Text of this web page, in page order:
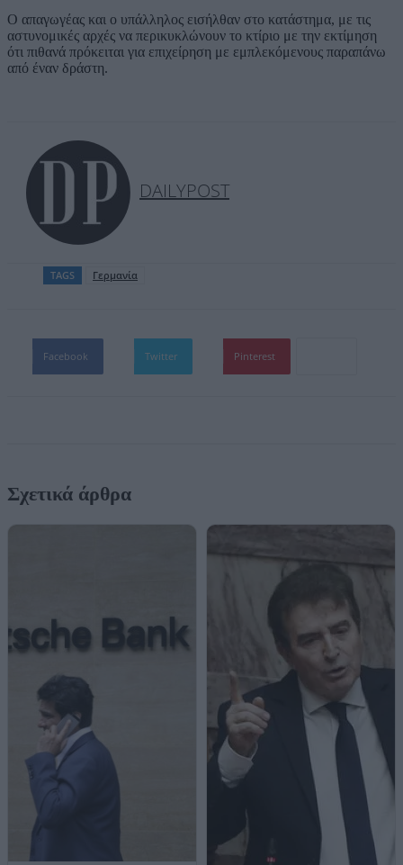
Ο απαγωγέας και ο υπάλληλος εισήλθαν στο κατάστημα, με τις
αστυνομικές αρχές να περικυκλώνουν το κτίριο με την εκτίμηση
ότι πιθανά πρόκειται για επιχείρηση με εμπλεκόμενους παραπάνω
από έναν δράστη.
DAILYPOST
TAGS Γερμανία
Facebook Twitter Pinterest
Σχετικά άρθρα